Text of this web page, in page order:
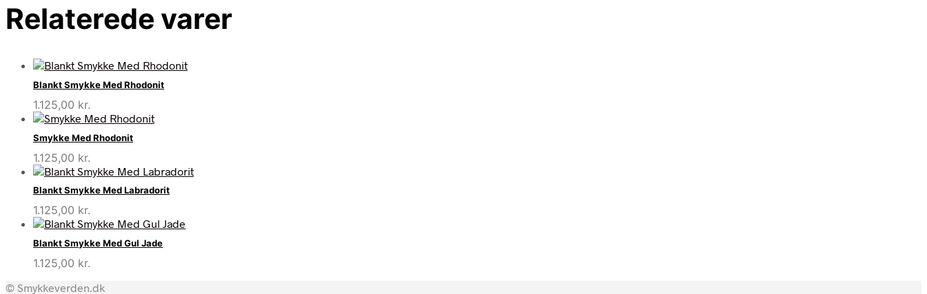
Relaterede varer
Blankt Smykke Med Rhodonit
1.125,00 kr.
Smykke Med Rhodonit
1.125,00 kr.
Blankt Smykke Med Labradorit
1.125,00 kr.
Blankt Smykke Med Gul Jade
1.125,00 kr.
© Smykkeverden.dk